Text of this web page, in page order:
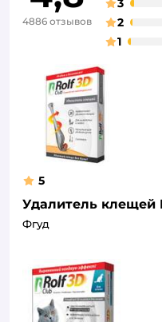
4886 отзывов
2
1
5
Удалитель клещей
Фгуд